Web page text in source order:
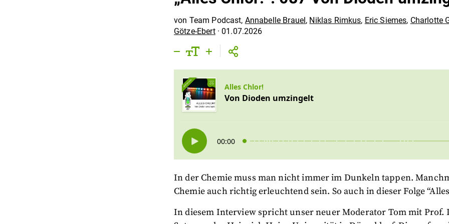
von Team Podcast, Annabelle Brauel, Niklas Rimkus, Eric Siemes, Charlotte
Götze-Ebert·01.07.2026
In der Chemie muss man nicht immer im Dunkeln tappen.
Chemie auch richtig erleuchtend sein. So auch in dieser Folge
In diesem Interview spricht unser neuer Moderator Tom mit Prof.